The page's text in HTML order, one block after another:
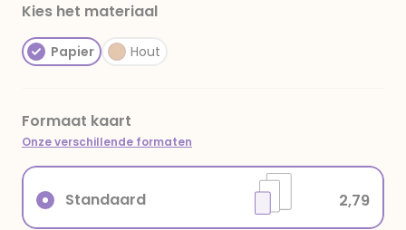
Kies het materiaal
Papier Hout
Formaat kaart
Onze verschillende formaten
Standaard 2,79